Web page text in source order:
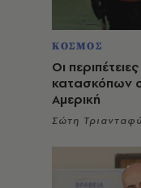
ΚΟΣΜΟΣ
Οι
κατασκόπων
Αμερική
Σώτη